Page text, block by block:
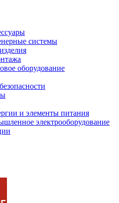
системы
оборудование
и элементы питания
электрооборудование